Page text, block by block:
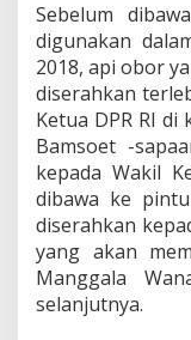
Sebelum
digunakan
2018, api obor
diserahkan
Ketua DPR RI di
Bamsoet -
kepada Wakil
dibawa ke
diserahkan
yang akan
Manggala
selanjutnya.